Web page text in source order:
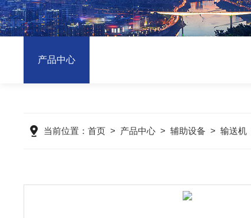
产品中心
当前位置：首页 > 产品中心 >辅助设备 >输送机